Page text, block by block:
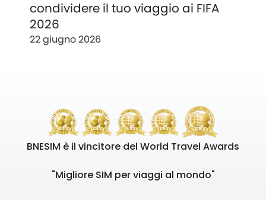
condividere il tuo viaggio ai FIFA
2026
22 giugno 2026
BNESIM è il vincitore del World Travel Awards
"Migliore SIM per viaggi al mondo"